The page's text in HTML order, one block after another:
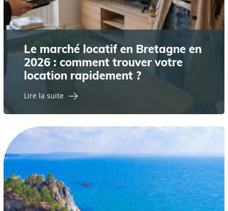
Le marché locatif en Bretagne en
2026 : comment trouver votre
location rapidement ?
Lire la suite